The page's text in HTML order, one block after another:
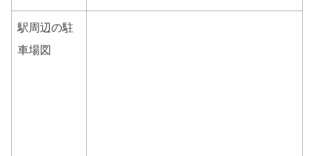
駅周辺の駐
車場図